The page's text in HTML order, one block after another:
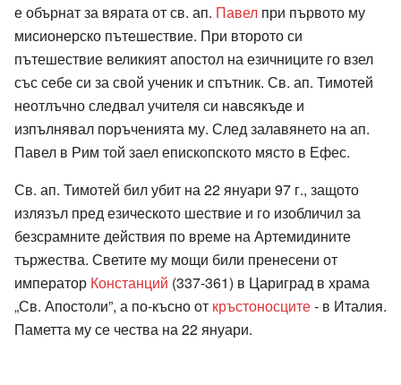
е обърнат за вярата от св. ап. Павел при първото му
мисионерско пътешествие. При второто си
пътешествие великият апостол на езичниците го взел
със себе си за свой ученик и спътник. Св. ап. Тимотей
неотлъчно следвал учителя си навсякъде и
изпълнявал поръченията му. След залавянето на ап.
Павел в Рим той заел епископското място в Ефес.
Св. ап. Тимотей бил убит на 22 януари 97 г., защото
излязъл пред езическото шествие и го изобличил за
безсрамните действия по време на Артемидините
тържества. Светите му мощи били пренесени от
император Констанций (337-361) в Цариград в храма
„Св. Апостоли”, а по-късно от кръстоносците- в Италия.
Паметта му се чества на 22 януари.